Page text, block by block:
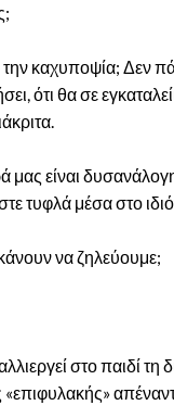
καχυποψία; Δεν
ότι θα σε
μας είναι
τυφλά μέσα στο
να ζηλεύουμε;
στο παιδί